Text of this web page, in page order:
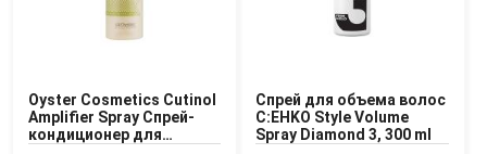
Oyster Cosmetics Cutinol
Amplifier Spray Спрей-
кондиционер для
Спрей для объема волос
C:EHKO Style Volume
Spray Diamond 3, 300 ml